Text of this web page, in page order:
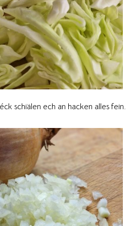
schiälen ech an hacken alles fein.